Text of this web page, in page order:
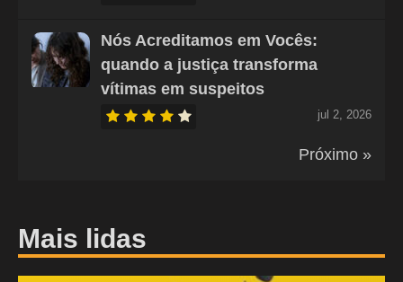
Nós Acreditamos em Vocês:
quando a justiça transforma
vítimas em suspeitos
jul 2, 2026
Próximo »
Mais lidas